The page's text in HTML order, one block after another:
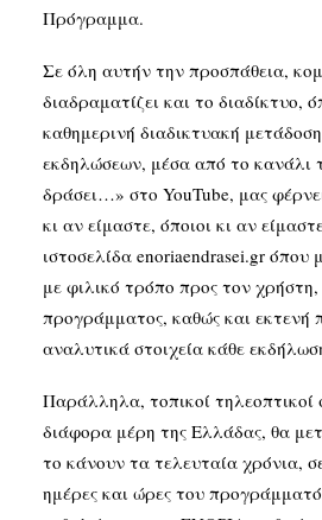
Πρόγραμμα.
Σε όλη αυτήν την προσπάθεια,
διαδραματίζει και το διαδίκτυο,
καθημερινή διαδικτυακή
εκδηλώσεων, μέσα από το κανάλι
δράσει…» στο YouTube, μας
κι αν είμαστε, όποιοι κι αν
ιστοσελίδα enoriaendrasei.gr όπου
με φιλικό τρόπο προς τον
προγράμματος, καθώς και εκτενή
αναλυτικά στοιχεία κάθε
Παράλληλα, τοπικοί τηλεοπτικοί
διάφορα μέρη της Ελλάδας, θα
το κάνουν τα τελευταία χρόνια,
ημέρες και ώρες του